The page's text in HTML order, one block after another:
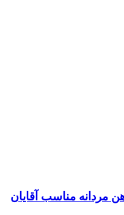
مردانه مناسب آقایان